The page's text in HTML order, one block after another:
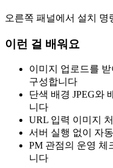
오른쪽 패널에서 설치 명
이런 걸 배워요
이미지 업로드를
구성합니다
단색 배경 JPEG와
니다
URL 입력 이미지
서버 실행 없이 자
PM 관점의 운영 체
니다